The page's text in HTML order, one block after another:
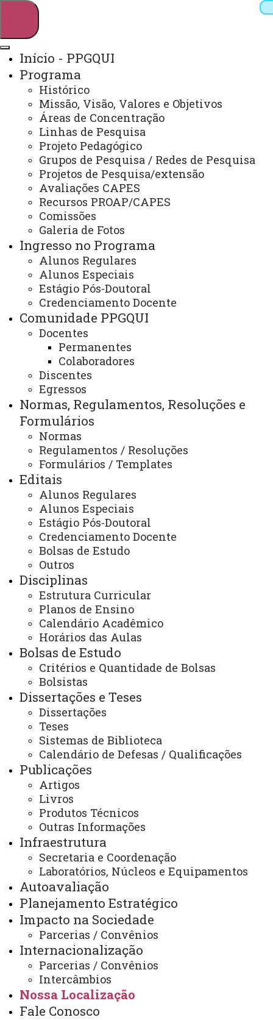
Webmail Sistemas
Arquivo Virtual
Campus
Início - PPGQUI
Programa
Histórico
Missão, Visão, Valores e Objetivos
Áreas de Concentração
Linhas de Pesquisa
Projeto Pedagógico
Grupos de Pesquisa / Redes de Pesquisa
Projetos de Pesquisa/extensão
Avaliações CAPES
Recursos PROAP/CAPES
Comissões
Galeria de Fotos
Ingresso no Programa
Alunos Regulares
Alunos Especiais
Estágio Pós-Doutoral
Credenciamento Docente
Comunidade PPGQUI
Docentes
Permanentes
Colaboradores
Discentes
Egressos
Normas, Regulamentos, Resoluções e
Formulários
Normas
Regulamentos / Resoluções
Formulários / Templates
Editais
Alunos Regulares
Alunos Especiais
Estágio Pós-Doutoral
Credenciamento Docente
Bolsas de Estudo
Outros
Disciplinas
Estrutura Curricular
Planos de Ensino
Calendário Acadêmico
Horários das Aulas
Bolsas de Estudo
Critérios e Quantidade de Bolsas
Bolsistas
Dissertações e Teses
Dissertações
Teses
Sistemas de Biblioteca
Calendário de Defesas / Qualificações
Publicações
Artigos
Livros
Produtos Técnicos
Outras Informações
Infraestrutura
Secretaria e Coordenação
Laboratórios, Núcleos e Equipamentos
Autoavaliação
Planejamento Estratégico
Impacto na Sociedade
Parcerias / Convênios
Internacionalização
Parcerias / Convênios
Intercâmbios
Nossa Localização
Fale Conosco
Mestrado e Doutorado em Química
Localização do PPGQUI
Programa de Pós-Graduação em
Química - PPGQUI
Unioeste Campus de Toledo - Bloco
B3
- Rua Guaíra, n° 3141 - Jardim Santa
Maria
- CEP 85.903-220 - Toledo-PR -
Brasil
- Caixa Postal: 520
ATUALIZAÇÃO MAIS RECENTE: 03 DE DEZEMBRO
DE 2024
ACESSOS: 1564
Profa. Dra. Josiane Caetano
Dragunski
Assistente:
Uilian Simões
Horário de Atendimento
Segunda à Sexta-Feira
07:00 às 11:30
Rua Guaíra, n° 3141 - Jardim Santa
Contato:
Telefone: (45) 3379-7060
Instagram: @ppgqui_unioeste
Facebook: @ppgquiunioeste
Você está aqui:Unioeste
PPGQUI - Pós-graduação em Química - Toledo
Nossa Localização
ACESSE
Acesso Restrito (Editores do Portal)